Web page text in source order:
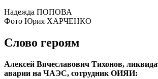
Надежда ПОПОВА
Фото Юрия ХАРЧЕНКО
Слово героям
Алексей Вячеславович Тихонов,
аварии на ЧАЭС, сотрудник ОИЯИ: